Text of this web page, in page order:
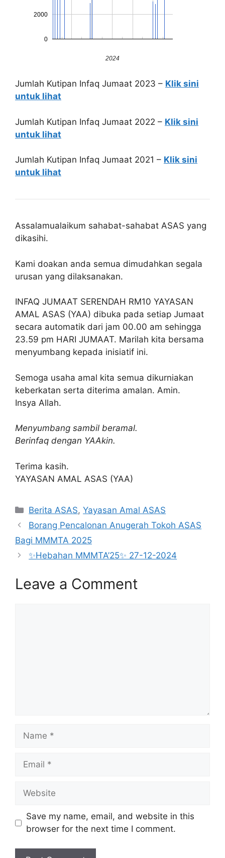
0
2000
2024
Jumlah Kutipan Infaq Jumaat 2023 – Klik sini
untuk lihat
Jumlah Kutipan Infaq Jumaat 2022 – Klik sini
untuk lihat
Jumlah Kutipan Infaq Jumaat 2021 – Klik sini
untuk lihat
Assalamualaikum sahabat-sahabat ASAS yang
dikasihi.
Kami doakan anda semua dimudahkan segala
urusan yang dilaksanakan.
INFAQ JUMAAT SERENDAH RM10 YAYASAN
AMAL ASAS (YAA) dibuka pada setiap Jumaat
secara automatik dari jam 00.00 am sehingga
23.59 pm HARI JUMAAT. Marilah kita bersama
menyumbang kepada inisiatif ini.
Semoga usaha amal kita semua dikurniakan
keberkatan serta diterima amalan. Amin.
Insya Allah.
Menyumbang sambil beramal.
Berinfaq dengan YAAkin.
Terima kasih.
YAYASAN AMAL ASAS (YAA)
Categories
Berita ASAS,Yayasan Amal ASAS
Borang Pencalonan Anugerah Tokoh ASAS
Bagi MMMTA 2025
✨Hebahan MMMTA’25✨ 27-12-2024
Leave a Comment
Name
Email
Website
Save my name, email, and website in this
browser for the next time I comment.